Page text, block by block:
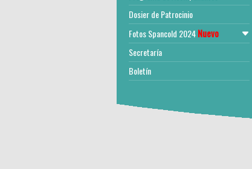
Dosier de Patrocinio
Fotos Spancold 2024Nuevo
Secretaría
Boletín